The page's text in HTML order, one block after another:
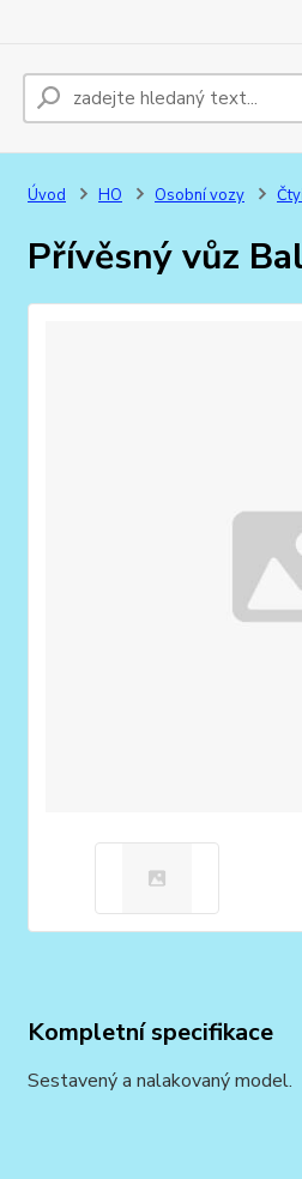
Úvod HO Osobní vozy
Přívěsný vůz
Kompletní specifikace
Sestavený a nalakovaný model.